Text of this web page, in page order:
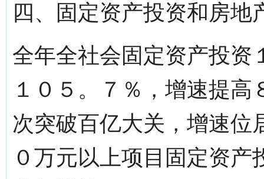
四、固定资产投资和房地
全年全社会固定资产投资
１０５。７％，增速提
次突破百亿大关，增速位
０万元以上项目固定资